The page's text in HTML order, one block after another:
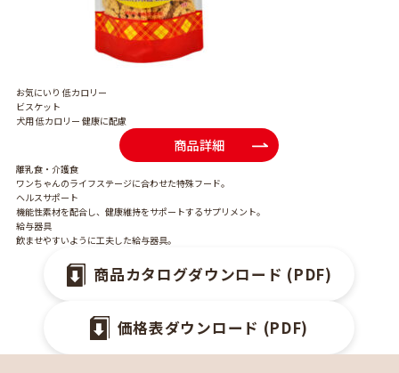
お気にいり 低カロリー
ビスケット
犬用 低カロリー 健康に配慮
商品詳細
離乳食・介護食
ワンちゃんのライフステージに合わせた特殊フード。
ヘルスサポート
機能性素材を配合し、健康維持をサポートするサプリメント。
給与器具
飲ませやすいように工夫した給与器具。
商品カタログダウンロード (PDF)
価格表ダウンロード (PDF)